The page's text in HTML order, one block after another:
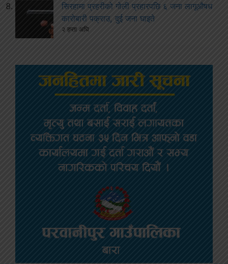
सिरहामा प्रहरीको गोली प्रहारपछि ६ जना लागूऔषध
कारोबारी पक्राउ, दुई जना घाइते
२ हप्ता अघि